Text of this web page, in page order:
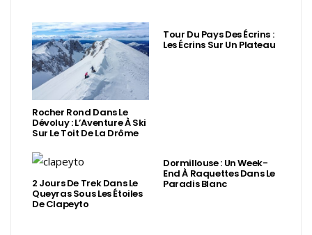
Rocher Rond Dans Le
Dévoluy : L’Aventure À Ski
Sur Le Toit De La Drôme
Tour Du Pays Des Écrins :
Les Écrins Sur Un Plateau
2 Jours De Trek Dans Le
Queyras Sous Les Étoiles
De Clapeyto
Dormillouse : Un Week-
End À Raquettes Dans Le
Paradis Blanc